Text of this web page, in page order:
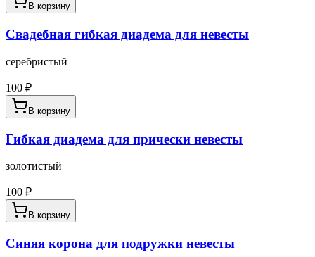
В корзину
Свадебная гибкая диадема для невесты
серебристый
100 ₽
В корзину
Гибкая диадема для прически невесты
золотистый
100 ₽
В корзину
Синяя корона для подружки невесты